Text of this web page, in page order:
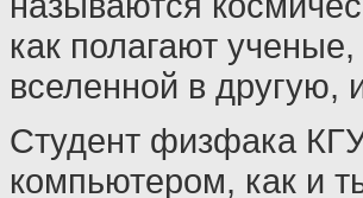
как полагают
вселенной в другую,
Студент физфака
компьютером, как и